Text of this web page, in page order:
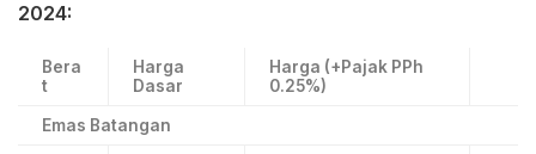
2024:
Bera
t
Harga
Dasar
Harga (+Pajak PPh
0.25%)
Emas Batangan